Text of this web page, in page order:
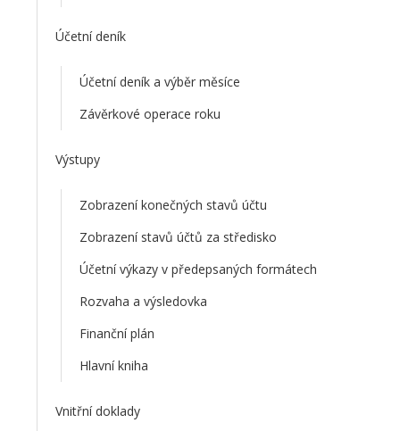
Účetní deník
Účetní deník a výběr měsíce
Závěrkové operace roku
Výstupy
Zobrazení konečných stavů účtu
Zobrazení stavů účtů za středisko
Účetní výkazy v předepsaných formátech
Rozvaha a výsledovka
Finanční plán
Hlavní kniha
Vnitřní doklady